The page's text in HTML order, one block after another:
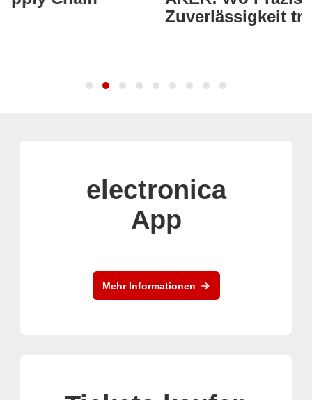
Zuverlässigkeit trifft
electronica
App
Mehr Informationen